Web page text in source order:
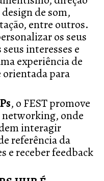
de som,
entre outros.
os seus
interesses e
experiência de
orientada para
, o FEST promove
networking, onde
interagir
referência da
e receber feedback